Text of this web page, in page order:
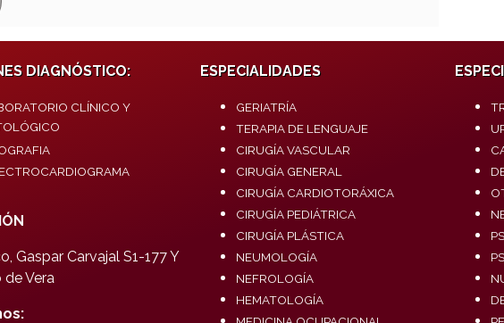
DIAGNÓSTICO:
CLÍNICO Y
Gaspar Carvajal S1-177 Y
Vera
ESPECIALIDADES
GERIATRÍA
TERAPIA DE LENGUAJE
CIRUGÍA VASCULAR
CIRUGÍA GENERAL
CIRUGÍA CARDIOTORÁXICA
CIRUGÍA PEDIÁTRICA
CIRUGÍA PLÁSTICA
NEUMOLOGÍA
NEFROLOGÍA
HEMATOLOGÍA